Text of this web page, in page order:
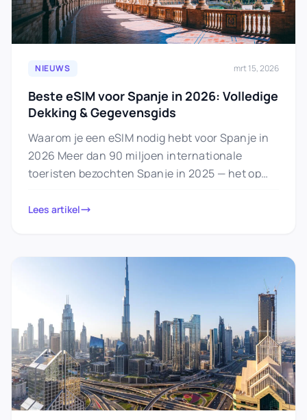
NIEUWS mrt 15, 2026
Beste eSIM voor Spanje in 2026: Volledige
Dekking & Gegevensgids
Waarom je een eSIM nodig hebt voor Spanje in
2026 Meer dan 90 miljoen internationale
toeristen bezochten Spanje in 2025 — het op
Lees artikel